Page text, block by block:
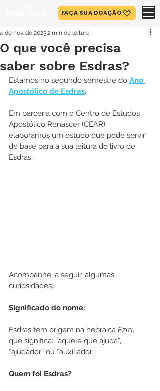
FAÇA SUA DOAÇÃO
O que você precisa
saber sobre Esdras?
4 de nov. de 20232 min de leitura
Estamos no segundo semestre do Ano
Apostólico de Esdras.
Em parceria com o Centro de Estudos
Apostólico Renascer (CEAR),
elaboramos um estudo que pode servir
de base para a sua leitura do livro de
Esdras.
Acompanhe, a seguir, algumas
curiosidades:
Significado do nome:
Esdras tem origem na hebraica Ezra,
que significa: “aquele que ajuda”,
“ajudador” ou “auxiliador”.
Quem foi Esdras?